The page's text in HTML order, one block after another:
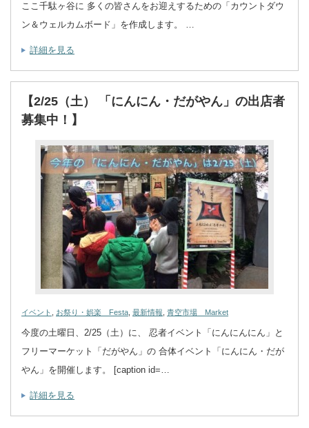
ここ千駄ヶ谷に 多くの皆さんをお迎えするための「カウントダウ
ン＆ウェルカムボード」を作成します。 …
詳細を見る
【2/25（土） 「にんにん・だがやん」の出店者
募集中！】
イベント お祭り・娯楽 Festa 最新情報 青空市場 Market
今度の土曜日、2/25（土）に、 忍者イベント「にんにんにん」と
フリーマーケット「だがやん」の 合体イベント「にんにん・だが
やん」を開催します。 [caption id=…
詳細を見る